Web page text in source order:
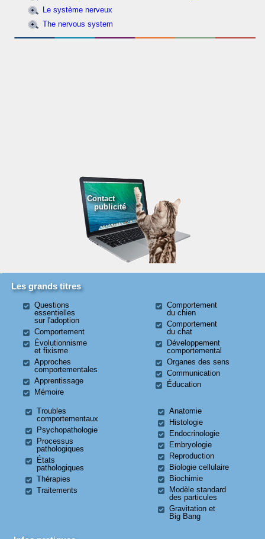
Le système nerveux
The nervous system
Contact
publicité
Les grands titres
Questions
essentielles
sur l'adoption
Comportement
Évolutionnisme
et fixisme
Approches
comportementales
Apprentissage
Mémoire
Comportement
du chien
Comportement
du chat
Développement
comportemental
Organes des sens
Communication
Éducation
Troubles
comportementaux
Psychopathologie
Processus
pathologiques
États
pathologiques
Thérapies
Traitements
Anatomie
Histologie
Endocrinologie
Embryologie
Reproduction
Biologie cellulaire
Biochimie
Modèle standard
des particules
Gravitation et
Big Bang